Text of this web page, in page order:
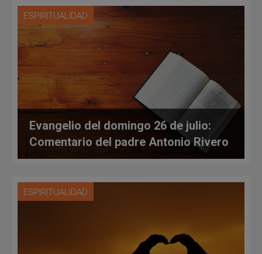
ESPIRITUALIDAD
Evangelio del domingo 26 de julio:
Comentario del padre Antonio Rivero
ESPIRITUALIDAD